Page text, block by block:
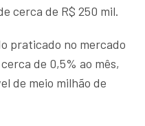
cerca de R$ 250 mil.
praticado no mercado
de 0,5% ao mês,
de meio milhão de